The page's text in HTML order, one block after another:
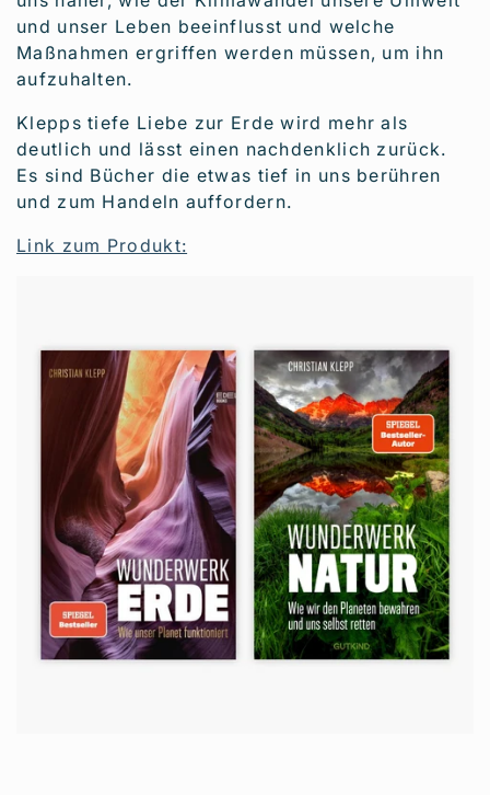
und unser Leben beeinflusst und welche
Maßnahmen ergriffen werden müssen, um ihn
aufzuhalten.
Klepps tiefe Liebe zur Erde wird mehr als
deutlich und lässt einen nachdenklich zurück.
Es sind Bücher die etwas tief in uns berühren
und zum Handeln auffordern.
Link zum Produkt: